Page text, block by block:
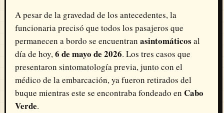
A pesar de la gravedad de los antecedentes, la
funcionaria precisó que todos los pasajeros que
permanecen a bordo se encuentran asintomáticos al
día de hoy,6 de mayo de 2026. Los tres casos que
presentaron sintomatología previa, junto con el
médico de la embarcación, ya fueron retirados del
buque mientras este se encontraba fondeado en Cabo
Verde.